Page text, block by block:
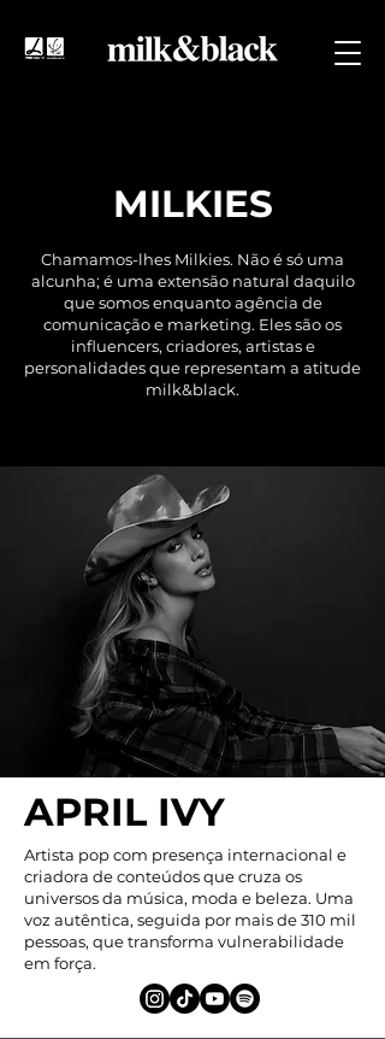
MILKIES
Chamamos-lhes Milkies. Não é só uma
alcunha; é uma extensão natural daquilo
que somos enquanto agência de
comunicação e marketing. Eles são os
influencers, criadores, artistas e
personalidades que representam a atitude
milk&black.
APRIL IVY
Artista pop com presença internacional e
criadora de conteúdos que cruza os
universos da música, moda e beleza. Uma
voz autêntica, seguida por mais de 310 mil
pessoas, que transforma vulnerabilidade
em força.